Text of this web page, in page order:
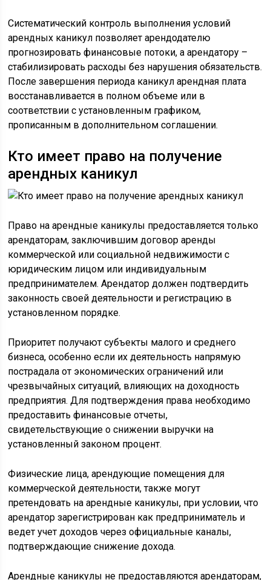
Систематический контроль выполнения условий
арендных каникул позволяет арендодателю
прогнозировать финансовые потоки, а арендатору –
стабилизировать расходы без нарушения обязательств.
После завершения периода каникул арендная плата
восстанавливается в полном объеме или в
соответствии с установленным графиком,
прописанным в дополнительном соглашении.
Кто имеет право на получение
арендных каникул
Право на арендные каникулы предоставляется только
арендаторам, заключившим договор аренды
коммерческой или социальной недвижимости с
юридическим лицом или индивидуальным
предпринимателем. Арендатор должен подтвердить
законность своей деятельности и регистрацию в
установленном порядке.
Приоритет получают субъекты малого и среднего
бизнеса, особенно если их деятельность напрямую
пострадала от экономических ограничений или
чрезвычайных ситуаций, влияющих на доходность
предприятия. Для подтверждения права необходимо
предоставить финансовые отчеты,
свидетельствующие о снижении выручки на
установленный законом процент.
Физические лица, арендующие помещения для
коммерческой деятельности, также могут
претендовать на арендные каникулы, при условии, что
арендатор зарегистрирован как предприниматель и
ведет учет доходов через официальные каналы,
подтверждающие снижение дохода.
Арендные каникулы не предоставляются арендаторам,